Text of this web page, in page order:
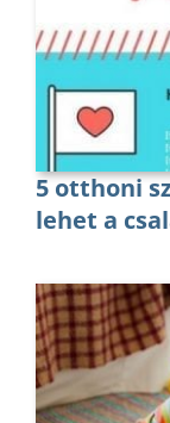
5 otthoni
lehet a